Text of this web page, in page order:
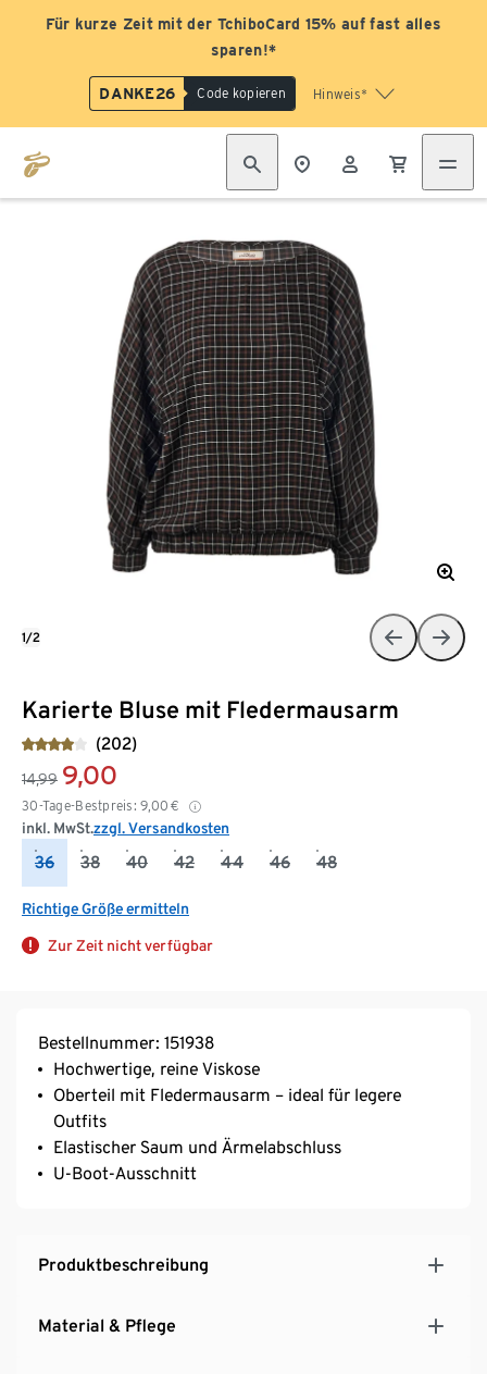
Für kurze Zeit mit der TchiboCard 15% auf fast alles
sparen!*
DANKE26 Code kopieren Hinweis*
Karierte Bluse mit Fledermausarm
(202)
14,99 9,00
30-Tage-Bestpreis: 9,00 €
inkl. MwSt.zzgl. Versandkosten
36 38 40 42 44 46 48
Richtige Größe ermitteln
Zur Zeit nicht verfügbar
1/2
Bestellnummer: 151938
Hochwertige, reine Viskose
Oberteil mit Fledermausarm – ideal für legere
Outfits
Elastischer Saum und Ärmelabschluss
U-Boot-Ausschnitt
Produktbeschreibung
Material & Pflege